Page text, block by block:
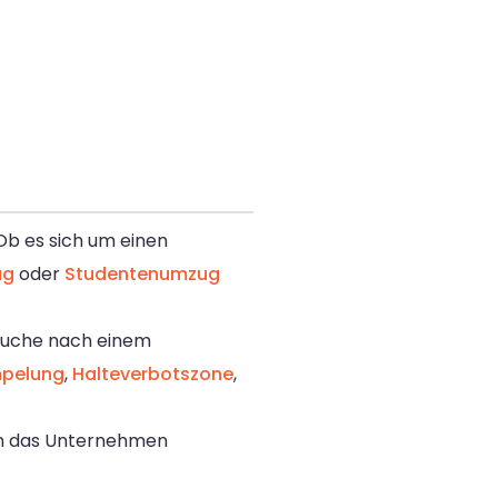
es sich um einen
oder Studentenumzug
nach einem
, Halteverbotszone,
das Unternehmen